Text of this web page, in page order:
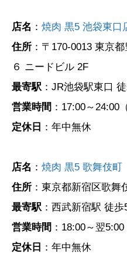
店名 ： 焼肉 黒5 池袋東口
住所 ：〒170-0013 東京
６ ニードビル 2F
最寄駅 ：JR池袋駅東口
営業時間 ：17:00～24:00
定休日 ：年中無休
店名 ： 焼肉 黒5 歌舞伎町
住所 ：東京都新宿区歌舞
最寄駅 ：西武新宿駅 徒
営業時間 ：18:00～翌5:00
定休日 ：年中無休